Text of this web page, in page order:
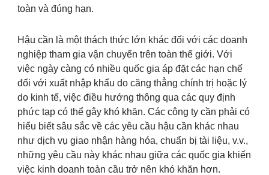
toàn và đúng hạn.
Hậu cần là một thách thức lớn khác đối với các doanh
nghiệp tham gia vận chuyển trên toàn thế giới. Với
việc ngày càng có nhiều quốc gia áp đặt các hạn chế
đối với xuất nhập khẩu do căng thẳng chính trị hoặc lý
do kinh tế, việc điều hướng thông qua các quy định
phức tạp có thể gây khó khăn. Các công ty cần phải có
hiểu biết sâu sắc về các yêu cầu hậu cần khác nhau
như dịch vụ giao nhận hàng hóa, chuẩn bị tài liệu, v.v.,
những yêu cầu này khác nhau giữa các quốc gia khiến
việc kinh doanh toàn cầu trở nên khó khăn hơn.